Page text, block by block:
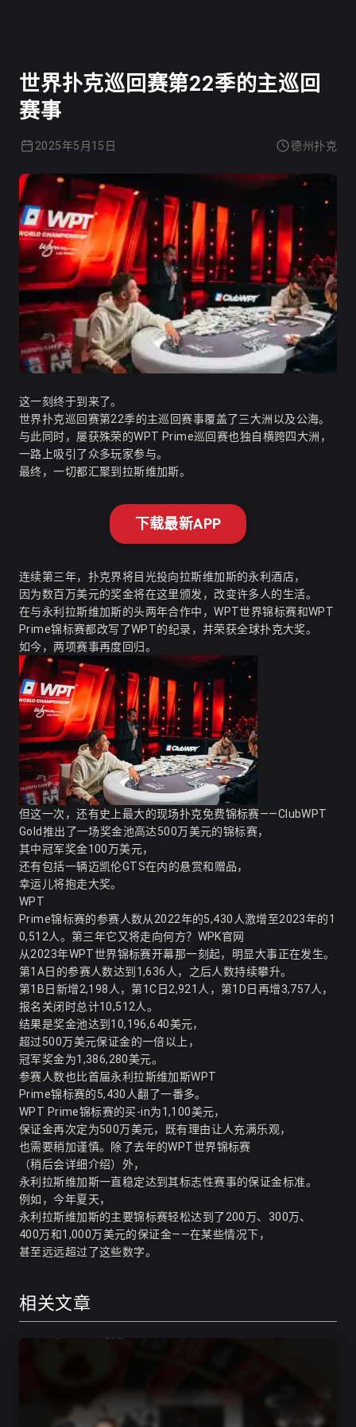
世界扑克巡回赛第22季的主巡回
赛事
2025年5月15日 德州扑克
这一刻终于到来了。
世界扑克巡回赛第22季的主巡回赛事覆盖了三大洲以及公海。
与此同时，屡获殊荣的WPT Prime巡回赛也独自横跨四大洲，
一路上吸引了众多玩家参与。
最终，一切都汇聚到拉斯维加斯。
下载最新APP
连续第三年，扑克界将目光投向拉斯维加斯的永利酒店，
因为数百万美元的奖金将在这里颁发，改变许多人的生活。
在与永利拉斯维加斯的头两年合作中，WPT世界锦标赛和WPT
Prime锦标赛都改写了WPT的纪录，并荣获全球扑克大奖。
如今，两项赛事再度回归。
但这一次，还有史上最大的现场扑克免费锦标赛——ClubWPT
Gold推出了一场奖金池高达500万美元的锦标赛，
其中冠军奖金100万美元，
还有包括一辆迈凯伦GTS在内的悬赏和赠品，
幸运儿将抱走大奖。
WPT
Prime锦标赛的参赛人数从2022年的5,430人激增至2023年的1
0,512人。第三年它又将走向何方？ WPK官网
从2023年WPT世界锦标赛开幕那一刻起，明显大事正在发生。
第1A日的参赛人数达到1,636人，之后人数持续攀升。
第1B日新增2,198人，第1C日2,921人，第1D日再增3,757人，
报名关闭时总计10,512人。
结果是奖金池达到10,196,640美元，
超过500万美元保证金的一倍以上，
冠军奖金为1,386,280美元。
参赛人数也比首届永利拉斯维加斯WPT
Prime锦标赛的5,430人翻了一番多。
WPT Prime锦标赛的买-in为1,100美元，
保证金再次定为500万美元，既有理由让人充满乐观，
也需要稍加谨慎。除了去年的WPT世界锦标赛
（稍后会详细介绍）外，
永利拉斯维加斯一直稳定达到其标志性赛事的保证金标准。
例如，今年夏天，
永利拉斯维加斯的主要锦标赛轻松达到了200万、300万、
400万和1,000万美元的保证金——在某些情况下，
甚至远远超过了这些数字。
相关文章